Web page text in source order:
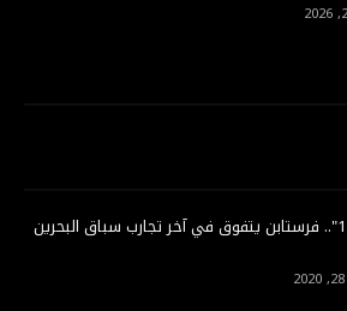
"فورمولا 1".. فرستابن يتفوق في آخر تجارب سباق البحرين